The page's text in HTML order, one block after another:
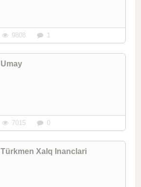
9808 1
Umay
7015 0
Türkmen Xalq Inanclari